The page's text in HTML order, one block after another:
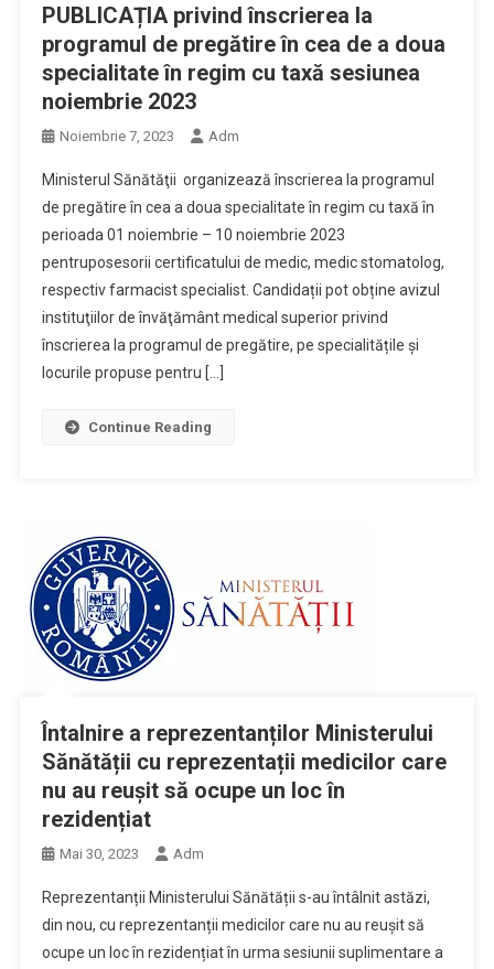
PUBLICAȚIA privind înscrierea la
programul de pregătire în cea de a doua
specialitate în regim cu taxă sesiunea
noiembrie 2023
Noiembrie 7, 2023 Adm
Ministerul Sănătăţii organizează înscrierea la programul
de pregătire în cea a doua specialitate în regim cu taxă în
perioada 01 noiembrie – 10 noiembrie 2023
pentruposesorii certificatului de medic, medic stomatolog,
respectiv farmacist specialist. Candidații pot obține avizul
instituţiilor de învăţământ medical superior privind
înscrierea la programul de pregătire, pe specialitățile și
locurile propuse pentru […]
Continue Reading
Întalnire a reprezentanților Ministerului
Sănătății cu reprezentații medicilor care
nu au reușit să ocupe un loc în
rezidențiat
Mai 30, 2023 Adm
Reprezentanții Ministerului Sănătății s-au întâlnit astăzi,
din nou, cu reprezentanții medicilor care nu au reușit să
ocupe un loc în rezidențiat în urma sesiunii suplimentare a